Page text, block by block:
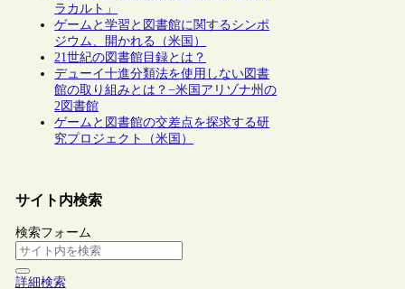
ラカルト」
ゲームと学習と図書館に関するシンポ
ジウム、開かれる（米国）
21世紀の図書館目録とは？
デューイ十進分類法を使用しない図書
館の取り組みとは？−米国アリゾナ州の
2図書館
ゲームと図書館の交差点を探求する研
究プロジェクト（米国）
サイト内検索
検索フォーム
詳細検索